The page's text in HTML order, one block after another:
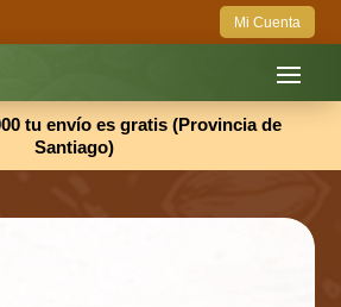
Mi Cuenta
tu envío es gratis (Provincia de
Santiago)